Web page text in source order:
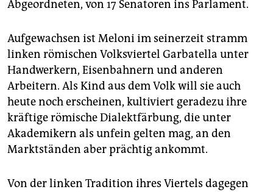
Abgeordneten, von 17 Senatoren ins Parlament.
Aufgewachsen ist Meloni im seinerzeit stramm
linken römischen Volksviertel Garbatella unter
Handwerkern, Eisenbahnern und anderen
Arbeitern. Als Kind aus dem Volk will sie auch
heute noch erscheinen, kultiviert geradezu ihre
kräftige römische Dialektfärbung, die unter
Akademikern als unfein gelten mag, an den
Marktständen aber prächtig ankommt.
Von der linken Tradition ihres Viertels dagegen